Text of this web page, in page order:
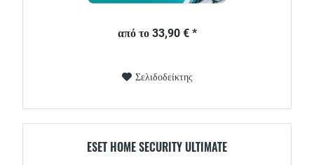
από το 33,90 € *
Σελιδοδείκτης
ESET HOME SECURITY ULTIMATE